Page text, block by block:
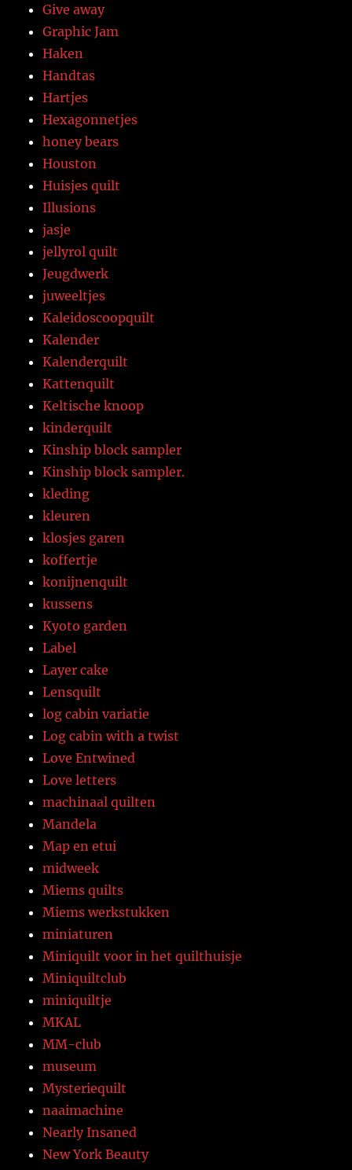
Give away
Graphic Jam
Haken
Handtas
Hartjes
Hexagonnetjes
honey bears
Houston
Huisjes quilt
Illusions
jasje
jellyrol quilt
Jeugdwerk
juweeltjes
Kaleidoscoopquilt
Kalender
Kalenderquilt
Kattenquilt
Keltische knoop
kinderquilt
Kinship block sampler
Kinship block sampler.
kleding
kleuren
klosjes garen
koffertje
konijnenquilt
kussens
Kyoto garden
Label
Layer cake
Lensquilt
log cabin variatie
Log cabin with a twist
Love Entwined
Love letters
machinaal quilten
Mandela
Map en etui
midweek
Miems quilts
Miems werkstukken
miniaturen
Miniquilt voor in het quilthuisje
Miniquiltclub
miniquiltje
MKAL
MM-club
museum
Mysteriequilt
naaimachine
Nearly Insaned
New York Beauty